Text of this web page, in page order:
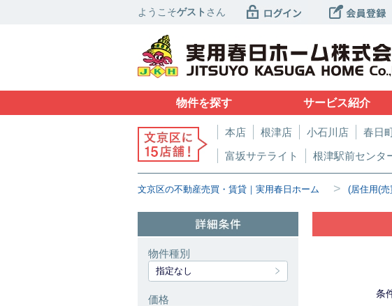
ようこそゲスト さん
物件を探す サービス紹介
本店 根津店 小石川店 春日
富坂サテライト
根津駅前センタ
文京区の不動産売買・賃貸｜実用春日ホーム > (居住用(
条
物件種別
指定なし
価格